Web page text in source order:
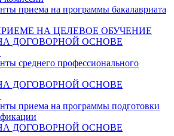
приема на программы бакалавриата
НА ЦЕЛЕВОЕ ОБУЧЕНИЕ
ДОГОВОРНОЙ ОСНОВЕ
среднего профессионального
ДОГОВОРНОЙ ОСНОВЕ
приема на программы подготовки
ДОГОВОРНОЙ ОСНОВЕ